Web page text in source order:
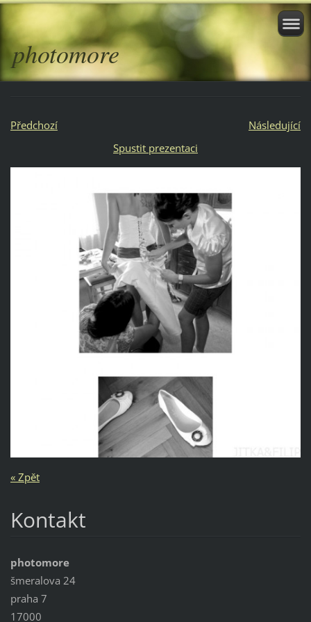
photomore
Předchozí
Následující
Spustit prezentaci
« Zpět
Kontakt
photomore
šmeralova 24
praha 7
17000